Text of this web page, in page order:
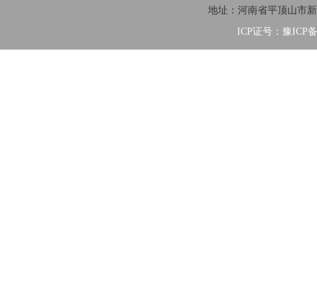
地址：河南省平顶山市
ICP证号：豫ICP